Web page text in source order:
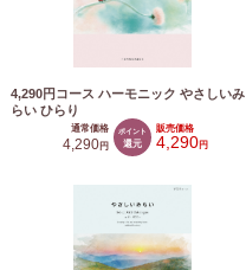
4,290円コース ハーモニック やさしいみ
らい ひらり
通常価格
4,290円
販売価格
4,290円
ポイント
還元